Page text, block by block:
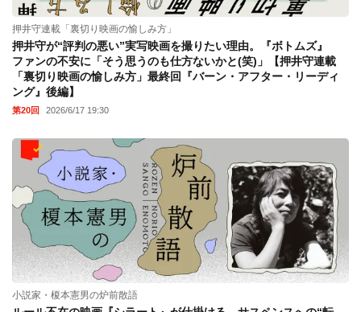
押井守連載「裏切り映画の愉しみ方」
押井守が“評判の悪い”実写映画を撮りたい理由。『ボトムズ』
ファンの不安に「そう思うのも仕方ないかと(笑)」【押井守連載
「裏切り映画の愉しみ方」最終回『バーン・アフター・リーディ
ング』後編】
第20回 2026/6/17 19:30
小説家・榎本憲男の炉前散語